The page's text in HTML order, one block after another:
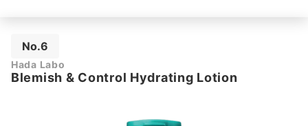
No.6
Hada Labo
Blemish & Control Hydrating Lotion